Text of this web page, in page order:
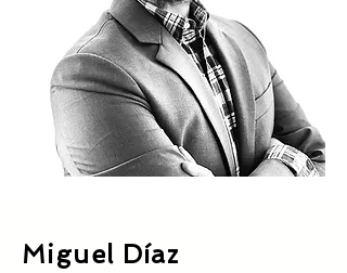
Miguel Díaz